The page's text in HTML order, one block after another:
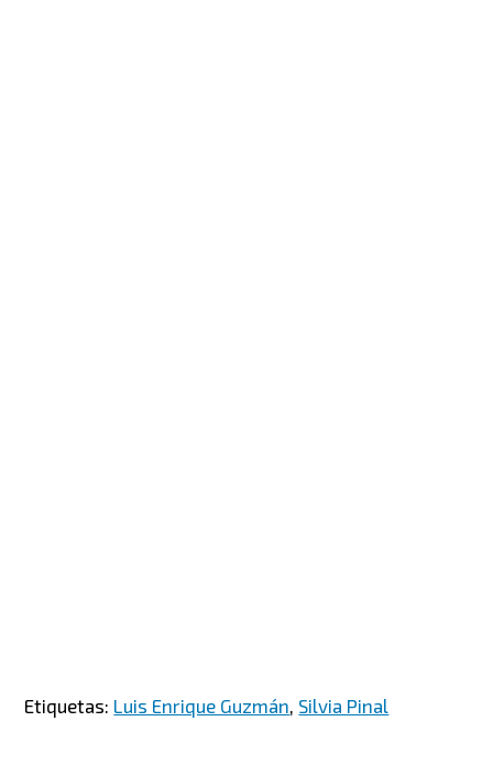
Etiquetas: Luis Enrique Guzmán, Silvia Pinal